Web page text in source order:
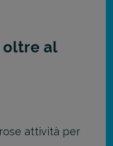
oltre al
attività per